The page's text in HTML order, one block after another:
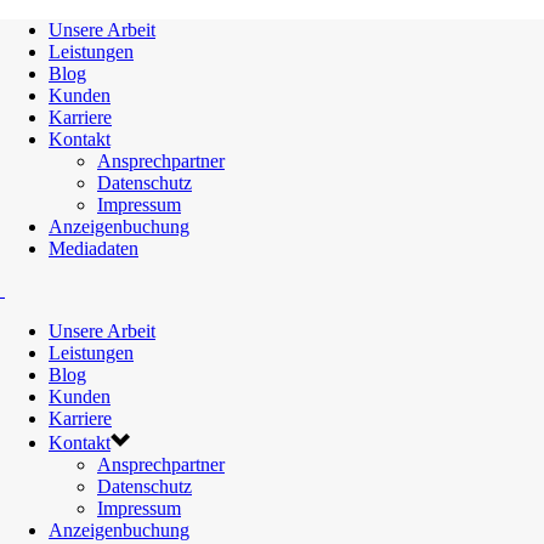
Unsere Arbeit
Leistungen
Blog
Kunden
Karriere
Kontakt
Ansprechpartner
Datenschutz
Impressum
Anzeigenbuchung
Mediadaten
Unsere Arbeit
Leistungen
Blog
Kunden
Karriere
Kontakt
Ansprechpartner
Datenschutz
Impressum
Anzeigenbuchung